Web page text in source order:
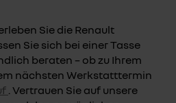
Sie die Renault
Sie sich bei einer Tasse
beraten – ob zu Ihrem
nächsten Werkstatttermin
. Vertrauen Sie auf unsere